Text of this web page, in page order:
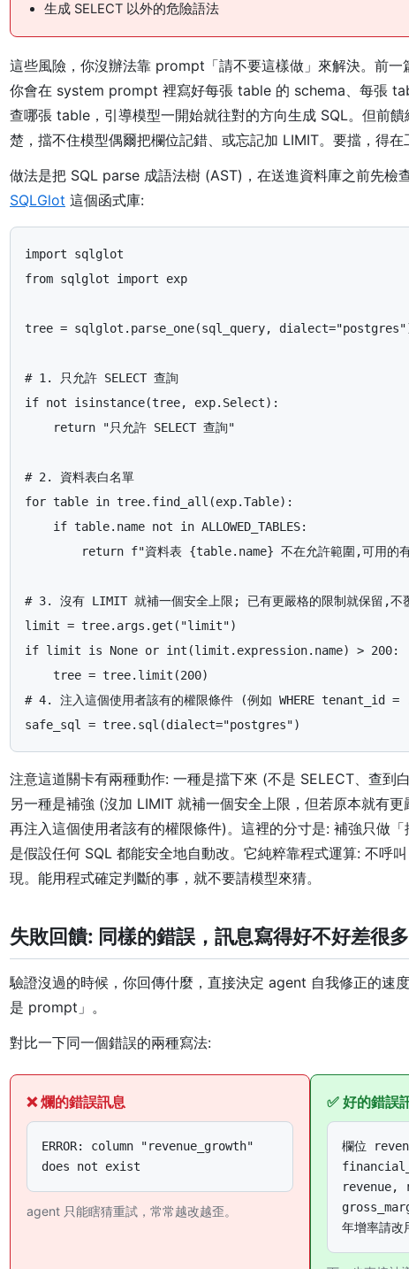
生成 SELECT 以外的危險語法
這些風險，你沒辦法靠 prompt「請不要這樣做」來解決。前一
你會在 system prompt 裡寫好每張 table 的 schema、每張
查哪張 table，引導模型一開始就往對的方向生成 SQL。但前
楚，擋不住模型偶爾把欄位記錯、或忘記加 LIMIT。要擋，得在
做法是把 SQL parse 成語法樹 (AST)，在送進資料庫之前先檢
SQLGlot 這個函式庫:
import
sqlglot
from sqlglot import exp
tree = sqlglot . parse_one(sql_query, dialect="postgres"
if not isinstance(tree, exp. Select):
return
"只允許 SELECT 查詢"
for table in tree. find_all (exp.Table):
if table. name not in ALLOWED_TABLES:
return f"資料表 {table. name} 不在允許範圍,可用的
limit = tree. args . get ( "limit")
if limit is None or int (limit . expression. name) > 200:
tree = tree. limit (200)
safe_sql
= tree. sql (dialect="postgres")
注意這道關卡有兩種動作: 一種是擋下來 (不是 SELECT、查到
另一種是補強 (沒加 LIMIT 就補一個安全上限，但若原本就有
再注入這個使用者該有的權限條件)。這裡的分寸是: 補強只做
是假設任何 SQL 都能安全地自動改。它純粹靠程式運算: 不呼
現。能用程式確定判斷的事，就不要請模型來猜。
失敗回饋: 同樣的錯誤，訊息寫得好不好差很多
驗證沒過的時候，你回傳什麼，直接決定 agent 自我修正的速
是 prompt」。
對比一下同一個錯誤的兩種寫法:
❌ 爛的錯誤訊息
ERROR: column "revenue_growth"
does not exist
agent 只能瞎猜重試，常常越改越歪。
✅ 好的錯誤
欄位
revenue,
年增率請改